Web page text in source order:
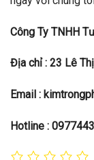
Công Ty TNHH
Địa chỉ : 23 Lê
Email :
Hotline :